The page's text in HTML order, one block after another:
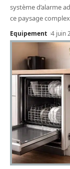
système d’alarme
ce paysage
Equipement 4 juin